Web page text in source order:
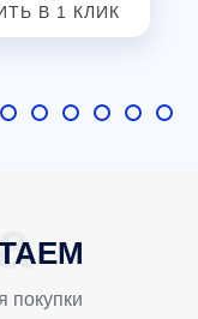
В 1 КЛИК
покупки